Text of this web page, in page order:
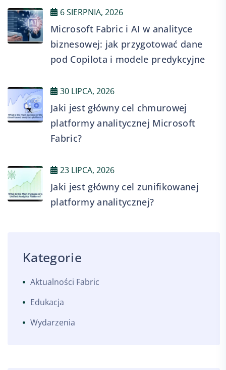
6 SIERPNIA, 2026
Microsoft Fabric i AI w analityce
biznesowej: jak przygotować dane
pod Copilota i modele predykcyjne
30 LIPCA, 2026
Jaki jest główny cel chmurowej
platformy analitycznej Microsoft
Fabric?
23 LIPCA, 2026
Jaki jest główny cel zunifikowanej
platformy analitycznej?
Kategorie
Aktualności Fabric
Edukacja
Wydarzenia